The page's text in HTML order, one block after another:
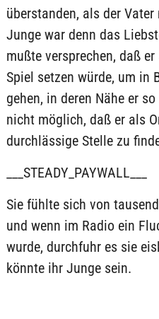
überstanden, als der
Junge war denn das
mußte versprechen, daß
Spiel setzen würde, um in
gehen, in deren Nähe er
nicht möglich, daß er als
durchlässige Stelle zu
___STEADY_PAYWALL___
Sie fühlte sich von
und wenn im Radio ein
wurde, durchfuhr es sie
könnte ihr Junge sein.